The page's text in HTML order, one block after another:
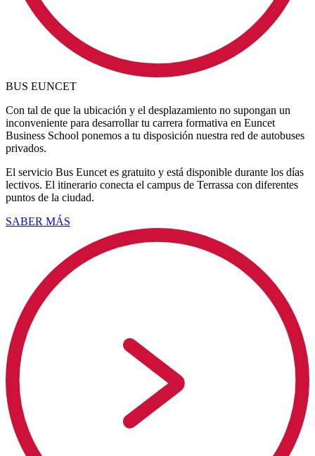
BUS EUNCET
Con tal de que la ubicación y el desplazamiento no supongan un
inconveniente para desarrollar tu carrera formativa en Euncet
Business School ponemos a tu disposición nuestra red de autobuses
privados.
El servicio Bus Euncet es gratuito y está disponible durante los días
lectivos. El itinerario conecta el campus de Terrassa con diferentes
puntos de la ciudad.
SABER MÁS